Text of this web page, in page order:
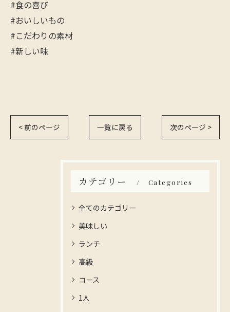
#食の喜び
#おいしいもの
#こだわりの素材
#新しい味
< 前のページ 一覧に戻る 次のページ >
カテゴリー Categories
全てのカテゴリー
美味しい
ランチ
高級
コース
1人